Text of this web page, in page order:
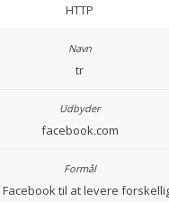
HTTP
tr
facebook.com
til at levere